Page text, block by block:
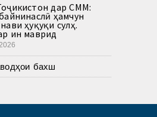
дар СММ:
ҳамчун
ҳуқуқи сулҳ.
ин маврид
бахш